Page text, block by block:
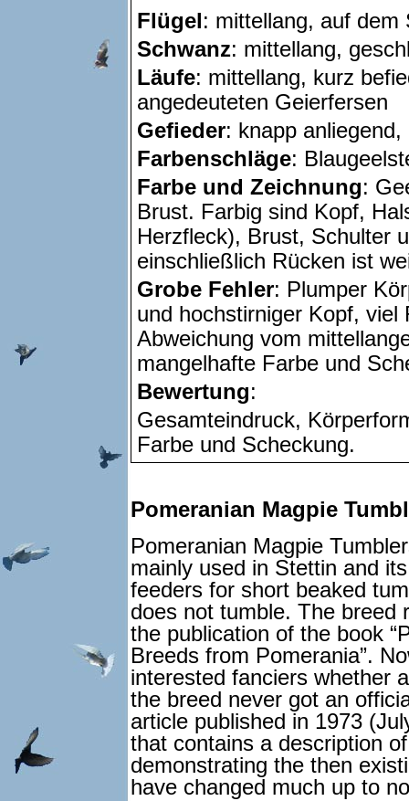
Flügel: mittellang, auf dem
Schwanz: mittellang,
Läufe: mittellang, kurz
angedeuteten Geierfersen
Gefieder: knapp anliegend,
Farbenschläge:
Farbe und Zeichnung:
Brust. Farbig sind Kopf,
Herzfleck), Brust, Schulter
einschließlich Rücken ist
Grobe Fehler: Plumper
und hochstirniger Kopf,
Abweichung vom
mangelhafte Farbe und
Bewertung:
Gesamteindruck,
Farbe und Scheckung.
Pomeranian Magpie
Pomeranian Magpie
mainly used in Stettin and
feeders for short beaked
does not tumble. The breed
the publication of the book
Breeds from Pomerania”.
interested fanciers whether
the breed never got an
article published in 1973
that contains a description
demonstrating the then
have changed much up to